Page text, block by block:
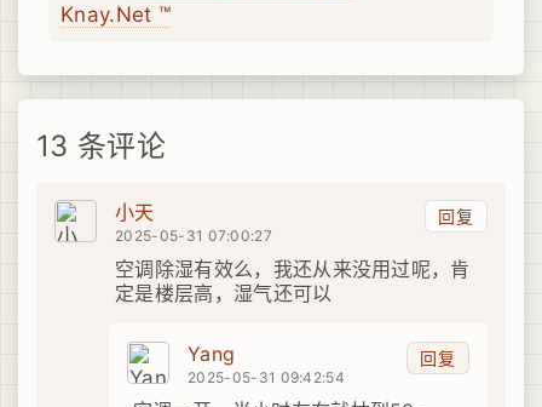
Knay.Net ™
13 条评论
回复
小天
2025-05-31 07:00:27
空调除湿有效么，我还从来没用过呢，肯
定是楼层高，湿气还可以
回复
Yang
2025-05-31 09:42:54